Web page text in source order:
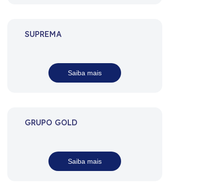
SUPREMA
Saiba mais
GRUPO GOLD
Saiba mais